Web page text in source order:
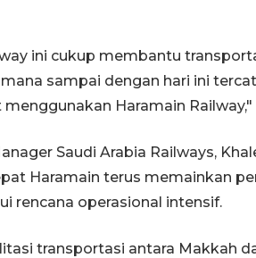
ini cukup membantu
sampai dengan hari ini
Haramain Railway,"
Saudi Arabia Railways,
Haramain terus memainkan
rencana operasional intensif.
transportasi antara Makkah